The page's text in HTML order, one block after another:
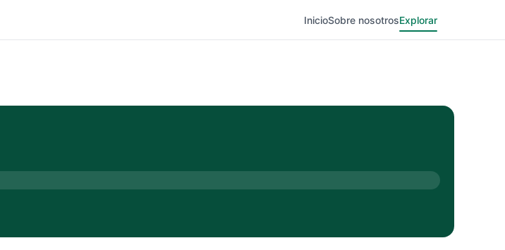
InicioSobre nosotrosExplorar